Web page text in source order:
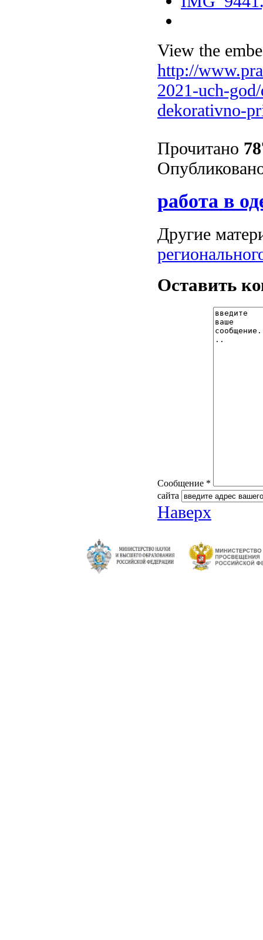
View the
http://
2021-uch-
dekorativno-
Прочитано
работа в
Другие
Оставить
Сообщение *
сайта
Наверх